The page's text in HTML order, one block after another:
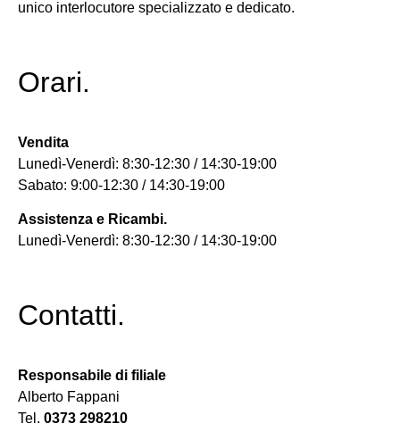
unico interlocutore specializzato e dedicato.
Orari.
Vendita
Lunedì-Venerdì: 8:30-12:30 / 14:30-19:00
Sabato: 9:00-12:30 / 14:30-19:00
Assistenza e Ricambi.
Lunedì-Venerdì: 8:30-12:30 / 14:30-19:00
Contatti.
Responsabile di filiale
Alberto Fappani
Tel. 0373 298210